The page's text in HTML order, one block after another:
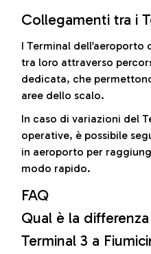
Collegamenti tra i
I Terminal
tra loro attraverso
dedicata, che
aree dello scalo.
In caso di variazioni del
operative, è possibile
in aeroporto per
modo rapido.
FAQ
Qual è la
Terminal 3 a